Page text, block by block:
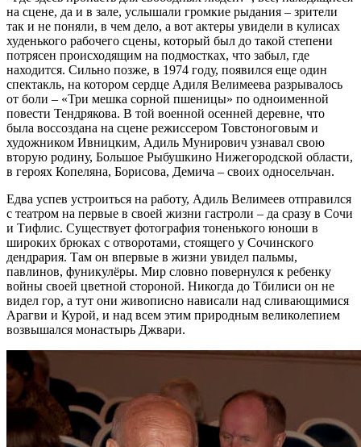
на сцене, да и в зале, услышали громкие рыдания – зрители
так и не поняли, в чем дело, а вот актеры увидели в кулисах
худенького рабочего сцены, который был до такой степени
потрясен происходящим на подмостках, что забыл, где
находится. Сильно позже, в 1974 году, появился еще один
спектакль, на котором сердце Адиля Велимеева разрывалось
от боли – «Три мешка сорной пшеницы» по одноименной
повести Тендрякова. В той военной осенней деревне, что
была воссоздана на сцене режиссером Товстоноговым и
художником Ивницким, Адиль Мунирович узнавал свою
вторую родину, Большое Рыбушкино Нижегородской области,
в героях Копеляна, Борисова, Демича – своих односельчан.
Едва успев устроиться на работу, Адиль Велимеев отправился
с театром на первые в своей жизни гастроли – да сразу в Сочи
и Тифлис. Существует фотография тоненького юноши в
широких брюках с отворотами, стоящего у Сочинского
дендрария. Там он впервые в жизни увидел пальмы,
павлинов, фуникулёры. Мир словно повернулся к ребенку
войны своей цветной стороной. Никогда до Тбилиси он не
видел гор, а тут они живописно нависали над сливающимися
Арагви и Курой, и над всем этим природным великолепием
возвышался монастырь Джвари.